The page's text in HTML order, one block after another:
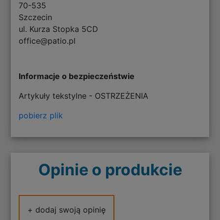
70-535
Szczecin
ul. Kurza Stopka 5CD
office@patio.pl
Informacje o bezpieczeństwie
Artykuły tekstylne - OSTRZEŻENIA
pobierz plik
Opinie o produkcie
+ dodaj swoją opinię